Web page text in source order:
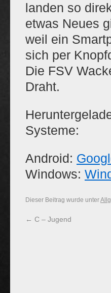
landen so
etwas Neues
weil ein
sich per
Die FSV
Draht.
Systeme:
Android:
Windows:
Dieser Beitrag wurde unter
← C – Jugend